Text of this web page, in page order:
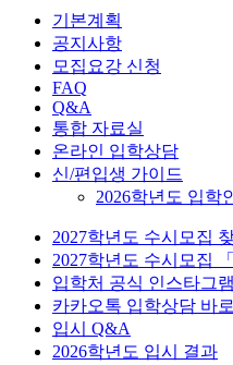
기본계획
공지사항
모집요강 신청
FAQ
Q&A
통합 자료실
온라인 입학상담
신/편입생 가이드
2026학년도 입학
2027학년도 수시모집
2027학년도 수시모집
입학처 공식 인스타그
카카오톡 입학상담 바로
입시 Q&A
2026학년도 입시 결과